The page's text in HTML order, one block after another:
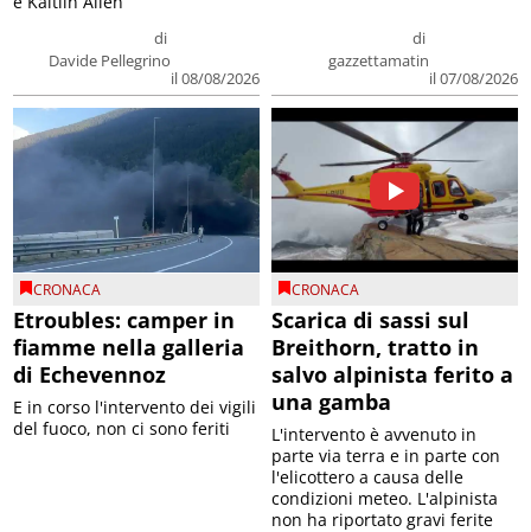
di
Davide Pellegrino
il 08/08/2026
di
gazzettamatin
il 07/08/2026
CRONACA
Etroubles: camper in
fiamme nella galleria
di Echevennoz
E in corso l'intervento dei vigili
del fuoco, non ci sono feriti
CRONACA
Scarica di sassi sul
Breithorn, tratto in
salvo alpinista ferito a
una gamba
L'intervento è avvenuto in
parte via terra e in parte con
l'elicottero a causa delle
condizioni meteo. L'alpinista
non ha riportato gravi ferite